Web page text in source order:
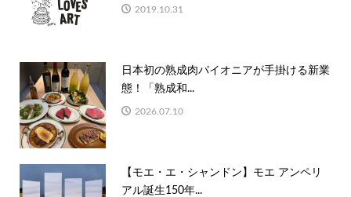
2019.10.31
日本初の熟成肉パイオニアが手掛ける新業
態！「熟成和...
2026.07.10
【モエ・エ・シャンドン】モエ アンペリ
アル誕生150年...